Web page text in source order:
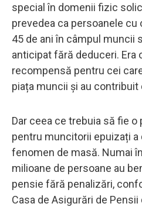
special în domenii fizic
prevedea ca persoanele
45 de ani în câmpul muncii
anticipat fără deduceri. Era
recompensă pentru cei
piața muncii și au
Dar ceea ce trebuia să fie o
pentru muncitorii epuizați a
fenomen de masă. Numai
milioane de persoane au
pensie fără penalizări,
Casa de Asigurări de Pensii